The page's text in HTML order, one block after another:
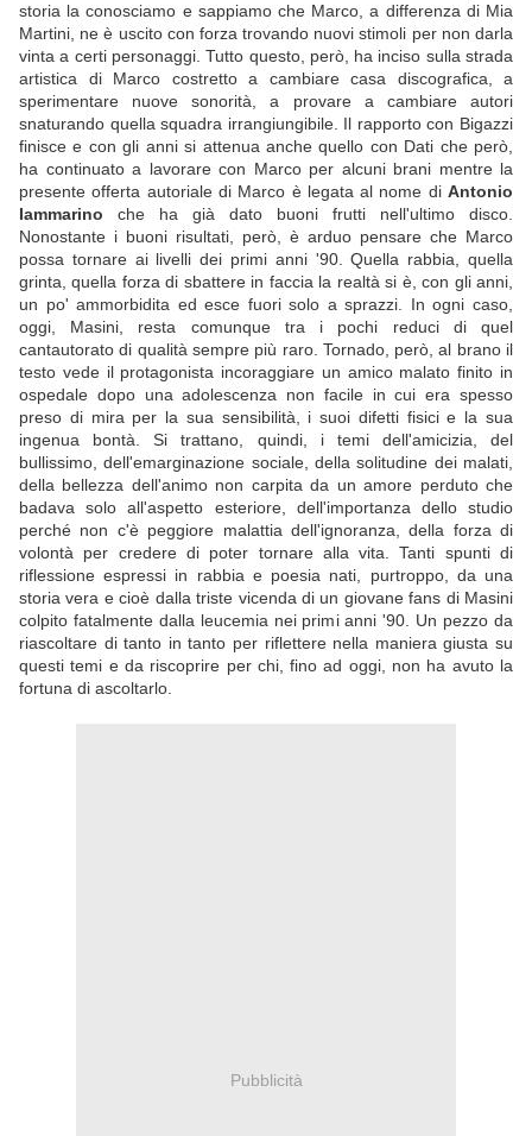
storia la conosciamo e sappiamo che Marco, a differenza di Mia
Martini, ne è uscito con forza trovando nuovi stimoli per non darla
vinta a certi personaggi. Tutto questo, però, ha inciso sulla strada
artistica di Marco costretto a cambiare casa discografica, a
sperimentare nuove sonorità, a provare a cambiare autori
snaturando quella squadra irrangiungibile. Il rapporto con Bigazzi
finisce e con gli anni si attenua anche quello con Dati che però,
ha continuato a lavorare con Marco per alcuni brani mentre la
presente offerta autoriale di Marco è legata al nome di Antonio
Iammarino che ha già dato buoni frutti nell'ultimo disco.
Nonostante i buoni risultati, però, è arduo pensare che Marco
possa tornare ai livelli dei primi anni '90. Quella rabbia, quella
grinta, quella forza di sbattere in faccia la realtà si è, con gli anni,
un po' ammorbidita ed esce fuori solo a sprazzi. In ogni caso,
oggi, Masini, resta comunque tra i pochi reduci di quel
cantautorato di qualità sempre più raro. Tornado, però, al brano il
testo vede il protagonista incoraggiare un amico malato finito in
ospedale dopo una adolescenza non facile in cui era spesso
preso di mira per la sua sensibilità, i suoi difetti fisici e la sua
ingenua bontà. Si trattano, quindi, i temi dell'amicizia, del
bullissimo, dell'emarginazione sociale, della solitudine dei malati,
della bellezza dell'animo non carpita da un amore perduto che
badava solo all'aspetto esteriore, dell'importanza dello studio
perché non c'è peggiore malattia dell'ignoranza, della forza di
volontà per credere di poter tornare alla vita. Tanti spunti di
riflessione espressi in rabbia e poesia nati, purtroppo, da una
storia vera e cioè dalla triste vicenda di un giovane fans di Masini
colpito fatalmente dalla leucemia nei primi anni '90. Un pezzo da
riascoltare di tanto in tanto per riflettere nella maniera giusta su
questi temi e da riscoprire per chi, fino ad oggi, non ha avuto la
fortuna di ascoltarlo.
Pubblicità